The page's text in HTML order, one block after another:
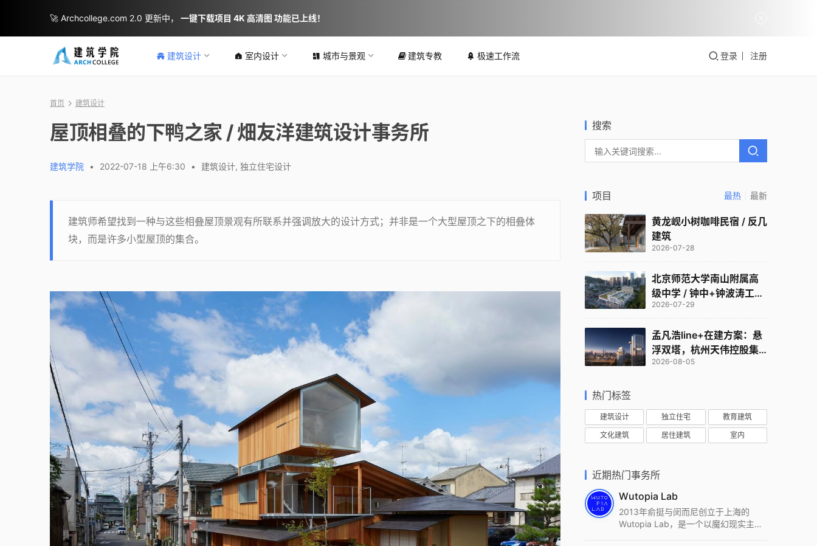
建筑设计 室内设计 城市与景观 建筑专教 极速工作流 登录 注册
首页 建筑设计
屋顶相叠的下鸭之家 / 畑友洋建筑设计事务所
建筑学院 • 2022-07-18 上午6:30 • 建筑设计, 独立住宅设计
建筑师希望找到一种与这些相叠屋顶景观有所联系并强调放大的设计方式；并非是一个大型屋顶之下的相叠体
块，而是许多小型屋顶的集合。
搜索
项目 最热 最新
黄龙岘小树咖啡民宿 / 反几
建筑
2026-07-28
北京师范大学南山附属高
级中学 / 钟中+钟波涛工作
室
2026-07-29
孟凡浩line+在建方案：悬
浮双塔，杭州天伟控股集
团总部
2026-08-05
热门标签
建筑设计 独立住宅 教育建筑
文化建筑 居住建筑 室内
近期热门事务所
Wutopia Lab
2013年俞挺与闵而尼创立于上海的
Wutopia Lab，是一个以魔幻现实主
🚀 Archcollege.com 2.0 更新中， 一键下载项目 4K 高清图 功能已上线！